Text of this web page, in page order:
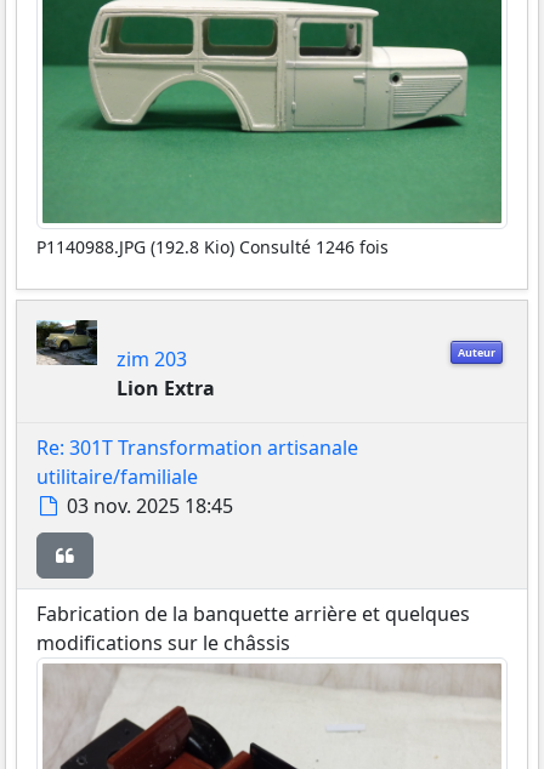
P1140988.JPG (192.8 Kio) Consulté 1246 fois
Auteur
zim 203
Lion Extra
Re: 301T Transformation artisanale
utilitaire/familiale
Message
03 nov. 2025 18:45
Fabrication de la banquette arrière et quelques
modifications sur le châssis